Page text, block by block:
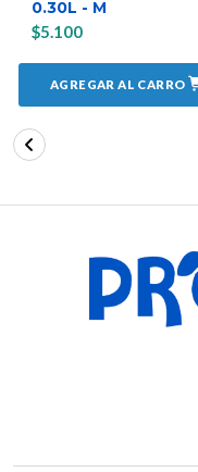
0.30L - M
$5.100
AGREGAR AL CARRO